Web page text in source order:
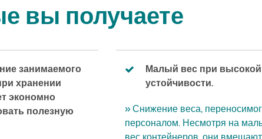
вы получаете
занимаемого
хранении
экономно
полезную
Малый вес при высокой
устойчивости.
» Снижение веса,
персоналом. Несмотря на